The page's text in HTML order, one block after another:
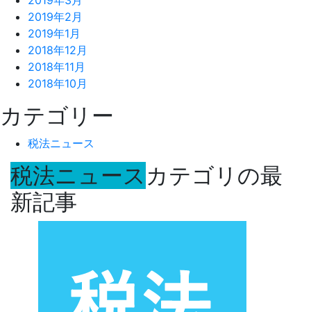
2019年2月
2019年1月
2018年12月
2018年11月
2018年10月
カテゴリー
税法ニュース
税法ニュース カテゴリの最
新記事